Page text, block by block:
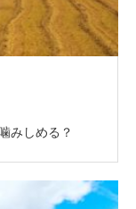
みしめる？